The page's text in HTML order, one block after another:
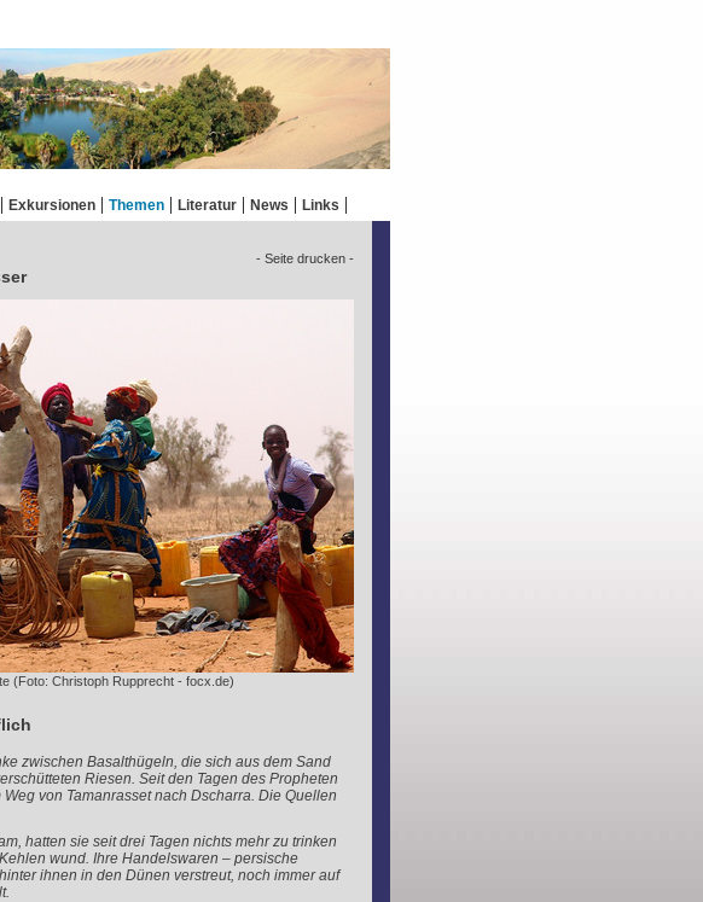
Exkursionen Themen Literatur News Links
- Seite drucken -
(Foto: Christoph Rupprecht - focx.de)
zwischen Basalthügeln, die sich aus dem Sand
Riesen. Seit den Tagen des Propheten
von Tamanrasset nach Dscharra. Die Quellen
hatten sie seit drei Tagen nichts mehr zu trinken
wund. Ihre Handelswaren – persische
ihnen in den Dünen verstreut, noch immer auf